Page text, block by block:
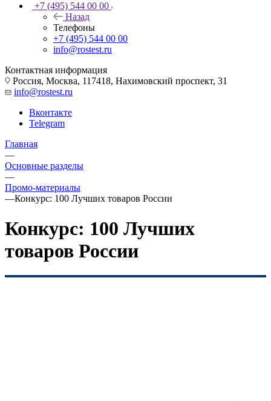
+7 (495) 544 00 00
Назад
Телефоны
+7 (495) 544 00 00
info@rostest.ru
Контактная информация
Россия, Москва, 117418, Нахимовский проспект, 31
info@rostest.ru
Вконтакте
Telegram
Главная
—
Основные разделы
—
Промо-материалы
—Конкурс: 100 Лучших товаров России
Конкурс: 100 Лучших
товаров России